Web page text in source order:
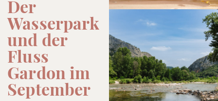
Der
Wasserpark
und der
Fluss
Gardon im
September